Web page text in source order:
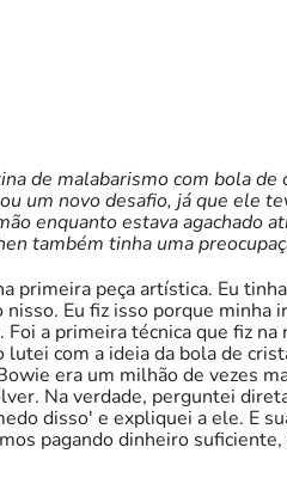
de malabarismo com bola de
um novo desafio, já que ele
enquanto estava agachado
também tinha uma
primeira peça artística. Eu
Eu fiz isso porque minha
a primeira técnica que fiz na
com a ideia da bola de
era um milhão de vezes
Na verdade, perguntei
disso' e expliquei a ele. E
pagando dinheiro suficiente,